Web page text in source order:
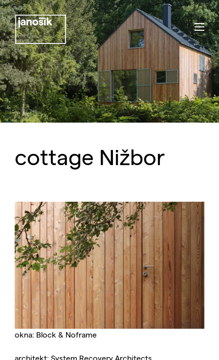
cottage Nižbor
okna: Block & Noframe
architekt: System Recovery Architects